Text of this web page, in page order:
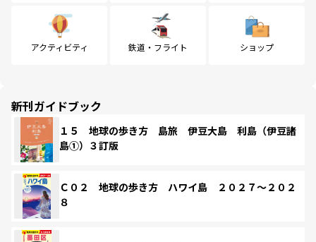
アクティビティ 鉄道・フライト ショップ
新刊ガイドブック
１５ 地球の歩き方 島旅 伊豆大島 利島（伊豆諸
島①）３訂版
Ｃ０２ 地球の歩き方 ハワイ島 ２０２７～２０２
８